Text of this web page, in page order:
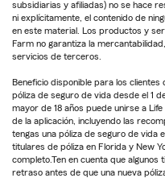
subsidiarias y afiliadas) no se hace
ni explícitamente, el contenido de
en este material. Los productos y
Farm no garantiza la
servicios de terceros.
Beneficio disponible para los
póliza de seguro de vida desde el 1
mayor de 18 años puede unirse a
de la aplicación, incluyendo las
tengas una póliza de seguro de vida
titulares de póliza en Florida y New
completo.Ten en cuenta que
retraso antes de que una nueva